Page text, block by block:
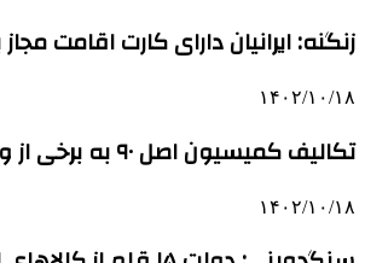
زنگنه: ایرانیان دارای کارت اقامت
۱۴۰۲/۱۰/۱۸
تکالیف کمیسیون اصل ۹۰ به برخی از وزارت‌خانه‌ها برای تسریع در صدور مجوزها
۱۴۰۲/۱۰/۱۸